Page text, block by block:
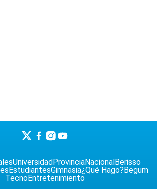
UniversidadProvinciaNacionalBerisso
EstudiantesGimnasia¿Qué Hago?Begum
TecnoEntretenimiento